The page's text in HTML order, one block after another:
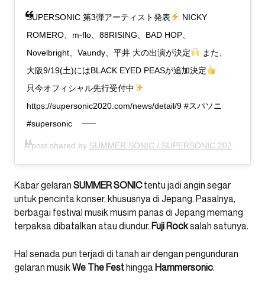
SUPERSONIC 第3弾アーティスト発表
NICKY
ROMERO、m-flo、88RISING、BAD HOP、
Novelbright、Vaundy、平井 大の出演が決定
また、
大阪9/19(土)にはBLACK EYED PEASが追加決定
只今オフィシャル先行受付中
https://supersonic2020.com/news/detail/9 #スパソニ
#supersonic
A post shared by SUMMER SONIC / SUPERSONIC 2020
Kabar gelaran SUMMER SONICtentu jadi angin segar
untuk pencinta konser, khususnya di Jepang. Pasalnya,
berbagai festival musik musim panas di Jepang memang
terpaksa dibatalkan atau diundur. Fuji Rocksalah satunya.
Hal senada pun terjadi di tanah air dengan pengunduran
gelaran musikWe The Festhingga Hammersonic.